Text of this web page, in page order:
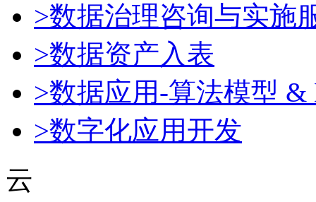
>数据治理咨询与实施
>数据资产入表
>数据应用-算法模型 &
>数字化应用开发
云